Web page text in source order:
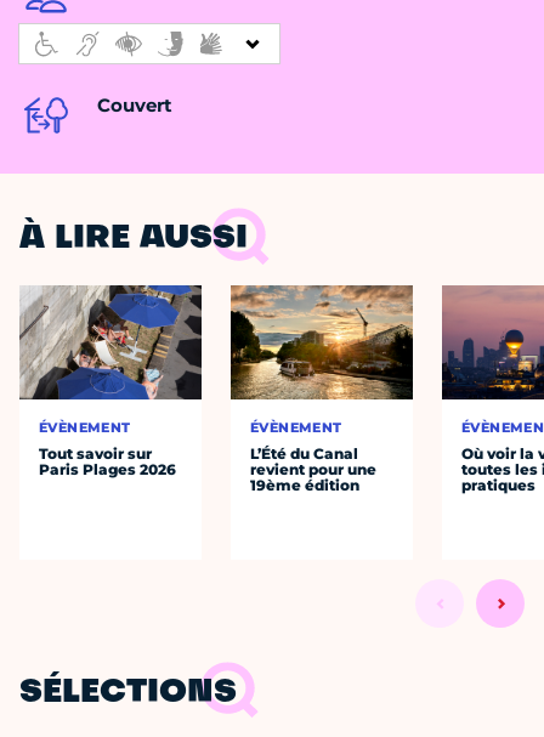
Couvert
À LIRE AUSSI
ÉVÈNEMENT
Tout savoir sur
Paris Plages 2026
ÉVÈNEMENT
L’Été du Canal
revient pour une
19ème édition
Où voir la
toutes les
pratiques
SÉLECTIONS